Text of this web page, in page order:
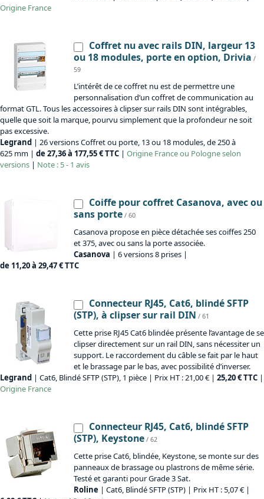
Origine France
Coffret nu avec rails DIN, largeur 13
ou 18 modules, porte en option, Drivia /
59
L’intérêt de ce coffret nu est de permettre une
personnalisation d’un coffret de communication au
format GTL. Tous les accessoires à clipser sur rails DIN sont intégrables,
quelle que soit la marque, pourvu simplement que la profondeur ne soit
pas excessive.
Legrand | 26 versions Coffret ou porte, 13 ou 18 modules, de 250 à
625 mm | de 27,36 à 177,55 € TTC | Origine France ou Pologne selon
versions | Note : 5 - 1 avis
Coiffe pour coffret Casanova, avec ou
sans porte / 60
Casanova propose en pièce détachée ses coiffes 250
et 375, avec ou sans la porte associée.
Casanova | 6 versions 8 prises |
de 11,20 à 29,47 € TTC
Connecteur RJ45, Cat6, blindé SFTP
(STP), à clipser sur rail DIN / 61
Cette prise RJ45 Cat6 blindée présente l’avantage de se
clipser directement sur un rail DIN, sans nécessiter un
support. Le raccordement du câble se fait par le haut
et le brassage par le bas, avec possibilité d’inverser.
Legrand | Cat6, Blindé SFTP (STP), 1 pièce | Prix HT : 21,00 € | 25,20 € TTC |
Origine France
Connecteur RJ45, Cat6, blindé SFTP
(STP), Keystone / 62
Cette prise Cat6, blindée, Keystone, se monte sur des
panneaux de brassage ou plastrons de même série.
Testé et garanti pour Grade 3 Sat.
Roline | Cat6, Blindé SFTP (STP) | Prix HT : 5,07 € |